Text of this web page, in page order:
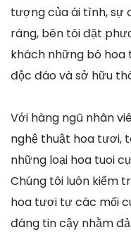
tượng của ái tình, sự
ráng, bên tôi đặt
khách những bó hoa
độc đáo và sở hữu
Với hàng ngũ nhân
nghệ thuật hoa tươi,
những loại hoa tuoi
Chúng tôi luôn kiểm
hoa tươi tự các mối
đáng tin cậy nhằm